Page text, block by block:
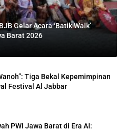
Gelar Acara ‘Batik Walk’
Barat 2026
Tiga Bekal Kepemimpinan
Festival Al Jabbar
PWI Jawa Barat di Era AI: